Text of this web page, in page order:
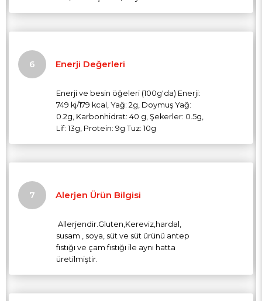
Enerji Değerleri
Enerji ve besin öğeleri (100g'da) Enerji:
749 kj/179 kcal, Yağ: 2g, Doymuş Yağ:
0.2g, Karbonhidrat: 40 g, Şekerler: 0.5g,
Lif: 13g, Protein: 9g Tuz: 10g
Alerjen Ürün Bilgisi
Allerjendir.Gluten,Kereviz,hardal,
susam , soya, süt ve süt ürünü antep
fıstığı ve çam fıstığı ile aynı hatta
üretilmiştir.